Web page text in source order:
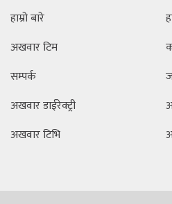
हाम्रो बारे
अखवार टिम
सम्पर्क
अखवार डाईरेक्ट्री
अखवार टिभि